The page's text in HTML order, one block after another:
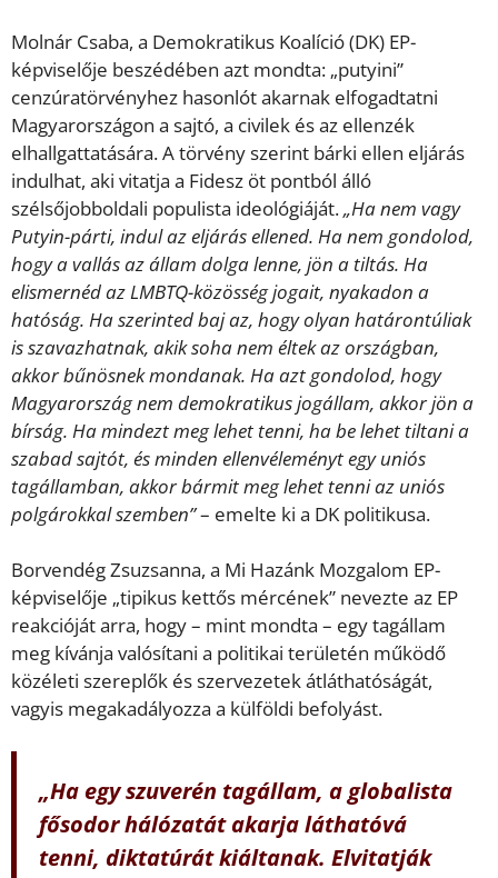
Molnár Csaba, a Demokratikus Koalíció (DK) EP-
képviselője beszédében azt mondta: „putyini”
cenzúratörvényhez hasonlót akarnak elfogadtatni
Magyarországon a sajtó, a civilek és az ellenzék
elhallgattatására. A törvény szerint bárki ellen eljárás
indulhat, aki vitatja a Fidesz öt pontból álló
szélsőjobboldali populista ideológiáját.„Ha nem vagy
Putyin-párti, indul az eljárás ellened. Ha nem gondolod,
hogy a vallás az állam dolga lenne, jön a tiltás. Ha
elismernéd az LMBTQ-közösség jogait, nyakadon a
hatóság. Ha szerinted baj az, hogy olyan határontúliak
is szavazhatnak, akik soha nem éltek az országban,
akkor bűnösnek mondanak. Ha azt gondolod, hogy
Magyarország nem demokratikus jogállam, akkor jön a
bírság. Ha mindezt meg lehet tenni, ha be lehet tiltani a
szabad sajtót, és minden ellenvéleményt egy uniós
tagállamban, akkor bármit meg lehet tenni az uniós
polgárokkal szemben”– emelte ki a DK politikusa.
Borvendég Zsuzsanna, a Mi Hazánk Mozgalom EP-
képviselője „tipikus kettős mércének” nevezte az EP
reakcióját arra, hogy – mint mondta – egy tagállam
meg kívánja valósítani a politikai területén működő
közéleti szereplők és szervezetek átláthatóságát,
vagyis megakadályozza a külföldi befolyást.
„Ha egy szuverén tagállam, a globalista
fősodor hálózatát akarja láthatóvá
tenni, diktatúrát kiáltanak. Elvitatják